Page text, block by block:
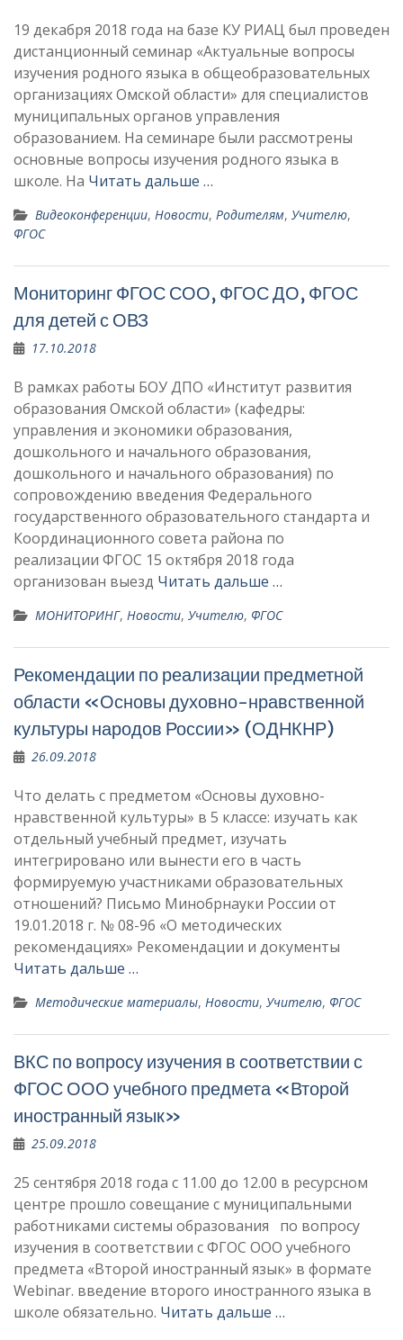
19 декабря 2018 года на базе КУ РИАЦ был проведен
дистанционный семинар «Актуальные вопросы
изучения родного языка в общеобразовательных
организациях Омской области» для специалистов
муниципальных органов управления
образованием. На семинаре были рассмотрены
основные вопросы изучения родного языка в
школе. На Читать дальше …
Видеоконференции, Новости, Родителям, Учителю,
ФГОС
Мониторинг ФГОС СОО, ФГОС ДО, ФГОС
для детей с ОВЗ
17.10.2018
В рамках работы БОУ ДПО «Институт развития
образования Омской области» (кафедры:
управления и экономики образования,
дошкольного и начального образования,
дошкольного и начального образования) по
сопровождению введения Федерального
государственного образовательного стандарта и
Координационного совета района по
реализации ФГОС 15 октября 2018 года
организован выезд Читать дальше …
МОНИТОРИНГ, Новости, Учителю, ФГОС
Рекомендации по реализации предметной
области «Основы духовно-нравственной
культуры народов России» (ОДНКНР)
26.09.2018
Что делать с предметом «Основы духовно-
нравственной культуры» в 5 классе: изучать как
отдельный учебный предмет, изучать
интегрировано или вынести его в часть
формируемую участниками образовательных
отношений? Письмо Минобрнауки России от
19.01.2018 г. № 08-96 «О методических
рекомендациях» Рекомендации и документы
Читать дальше …
Методические материалы, Новости, Учителю, ФГОС
ВКС по вопросу изучения в соответствии с
ФГОС ООО учебного предмета «Второй
иностранный язык»
25.09.2018
25 сентября 2018 года с 11.00 до 12.00 в ресурсном
центре прошло совещание с муниципальными
работниками системы образования по вопросу
изучения в соответствии с ФГОС ООО учебного
предмета «Второй иностранный язык» в формате
Webinar. введение второго иностранного языка в
школе обязательно. Читать дальше …